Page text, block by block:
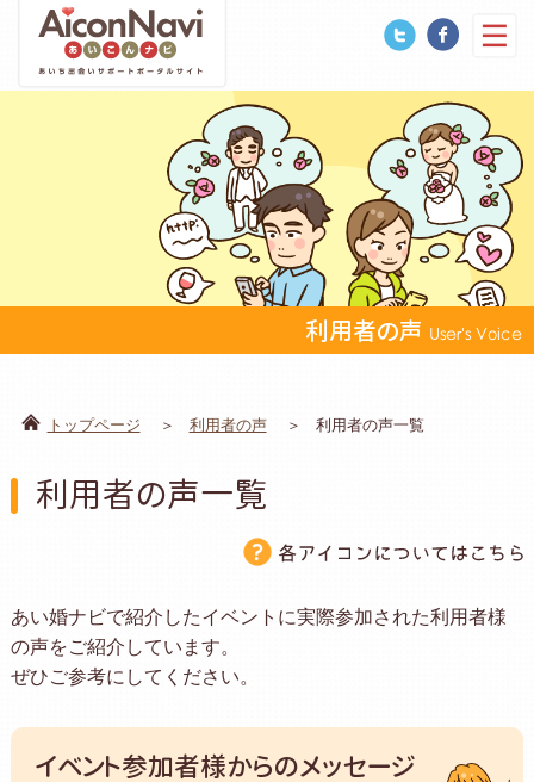
利用者の声 User's Voice
トップページ 利用者の声 利用者の声一覧
利用者の声一覧
あい婚ナビで紹介したイベントに実際参加された利用者様
の声をご紹介しています。
ぜひご参考にしてください。
イベント参加者様からのメッセージ